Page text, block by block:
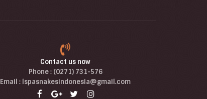
Contact us now
Phone : (0271) 731-576
Email : lspasnakesindonesia@gmail.com